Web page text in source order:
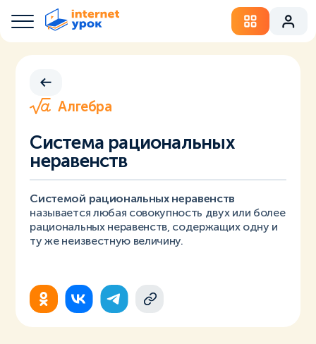
Алгебра
Система рациональных
неравенств
Системой рациональных неравенств
называется любая совокупность двух или более
рациональных неравенств, содержащих одну и
ту же неизвестную величину.